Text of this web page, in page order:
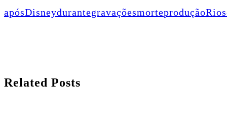
apósDisneydurantegravaçõesmorteproduçãoRio
Related Posts